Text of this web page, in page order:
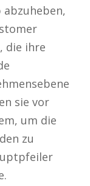
die ihre
sie vor
um die
zu